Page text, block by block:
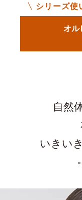
シリーズ使
オル
自然
いきい
*